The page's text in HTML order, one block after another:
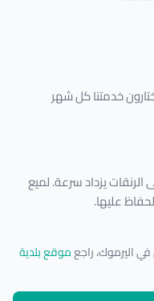
الرنقات يزداد سرعة. لميع
عليها.
اليرموك، راجعموقع بلدية